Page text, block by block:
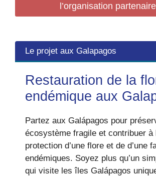
l’organisation partenaire
Le projet aux Galapagos
Restauration de la
endémique aux
Partez aux Galápagos pour
écosystème fragile et contribuer à
protection d’une flore et de d’une
endémiques. Soyez plus qu’un
qui visite les îles Galápagos